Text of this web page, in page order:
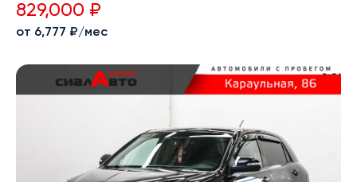
829,000 ₽
от 6,777 ₽/мес